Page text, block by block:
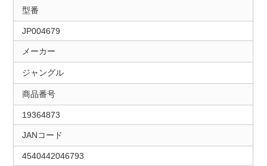
型番
JP004679
メーカー
ジャングル
商品番号
19364873
JANコード
4540442046793